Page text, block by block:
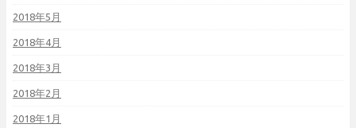
2018年5月
2018年4月
2018年3月
2018年2月
2018年1月